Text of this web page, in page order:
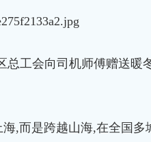
工会向司机师傅赠送暖
而是跨越山海,在全国多